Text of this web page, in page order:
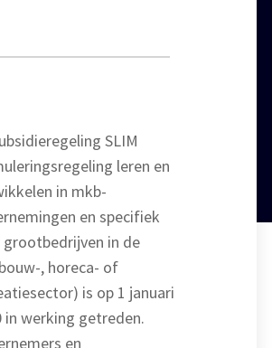
SLIM
leren en
in mkb-
en specifiek
in de
, horeca- of
is op 1 januari
in werking getreden.
en